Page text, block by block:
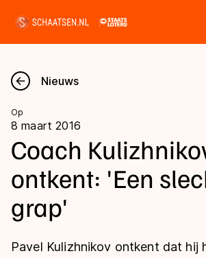
Nieuws
Kalender
Disciplines
Marathon
Uitslagen
Langebaan
Nieuws
Op
8 maart 2016
Coach
ontkent: 'Een
grap'
Pavel Kulizhnikov ontkent dat hij